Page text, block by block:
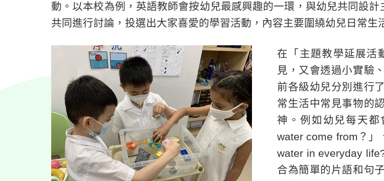
動。以本校為例，英語教師會按幼兒最感興趣的一環，與幼兒共同設
共同進行討論，投選出大家喜愛的學習活動，內容主要圍繞幼兒日常生
在「主題教學延展活
見，又會透過小實驗
前各級幼兒分別進行
常生活中常見事物的
神。例如幼兒每天
water come from？」
water in everyday
合為簡單的片語和句